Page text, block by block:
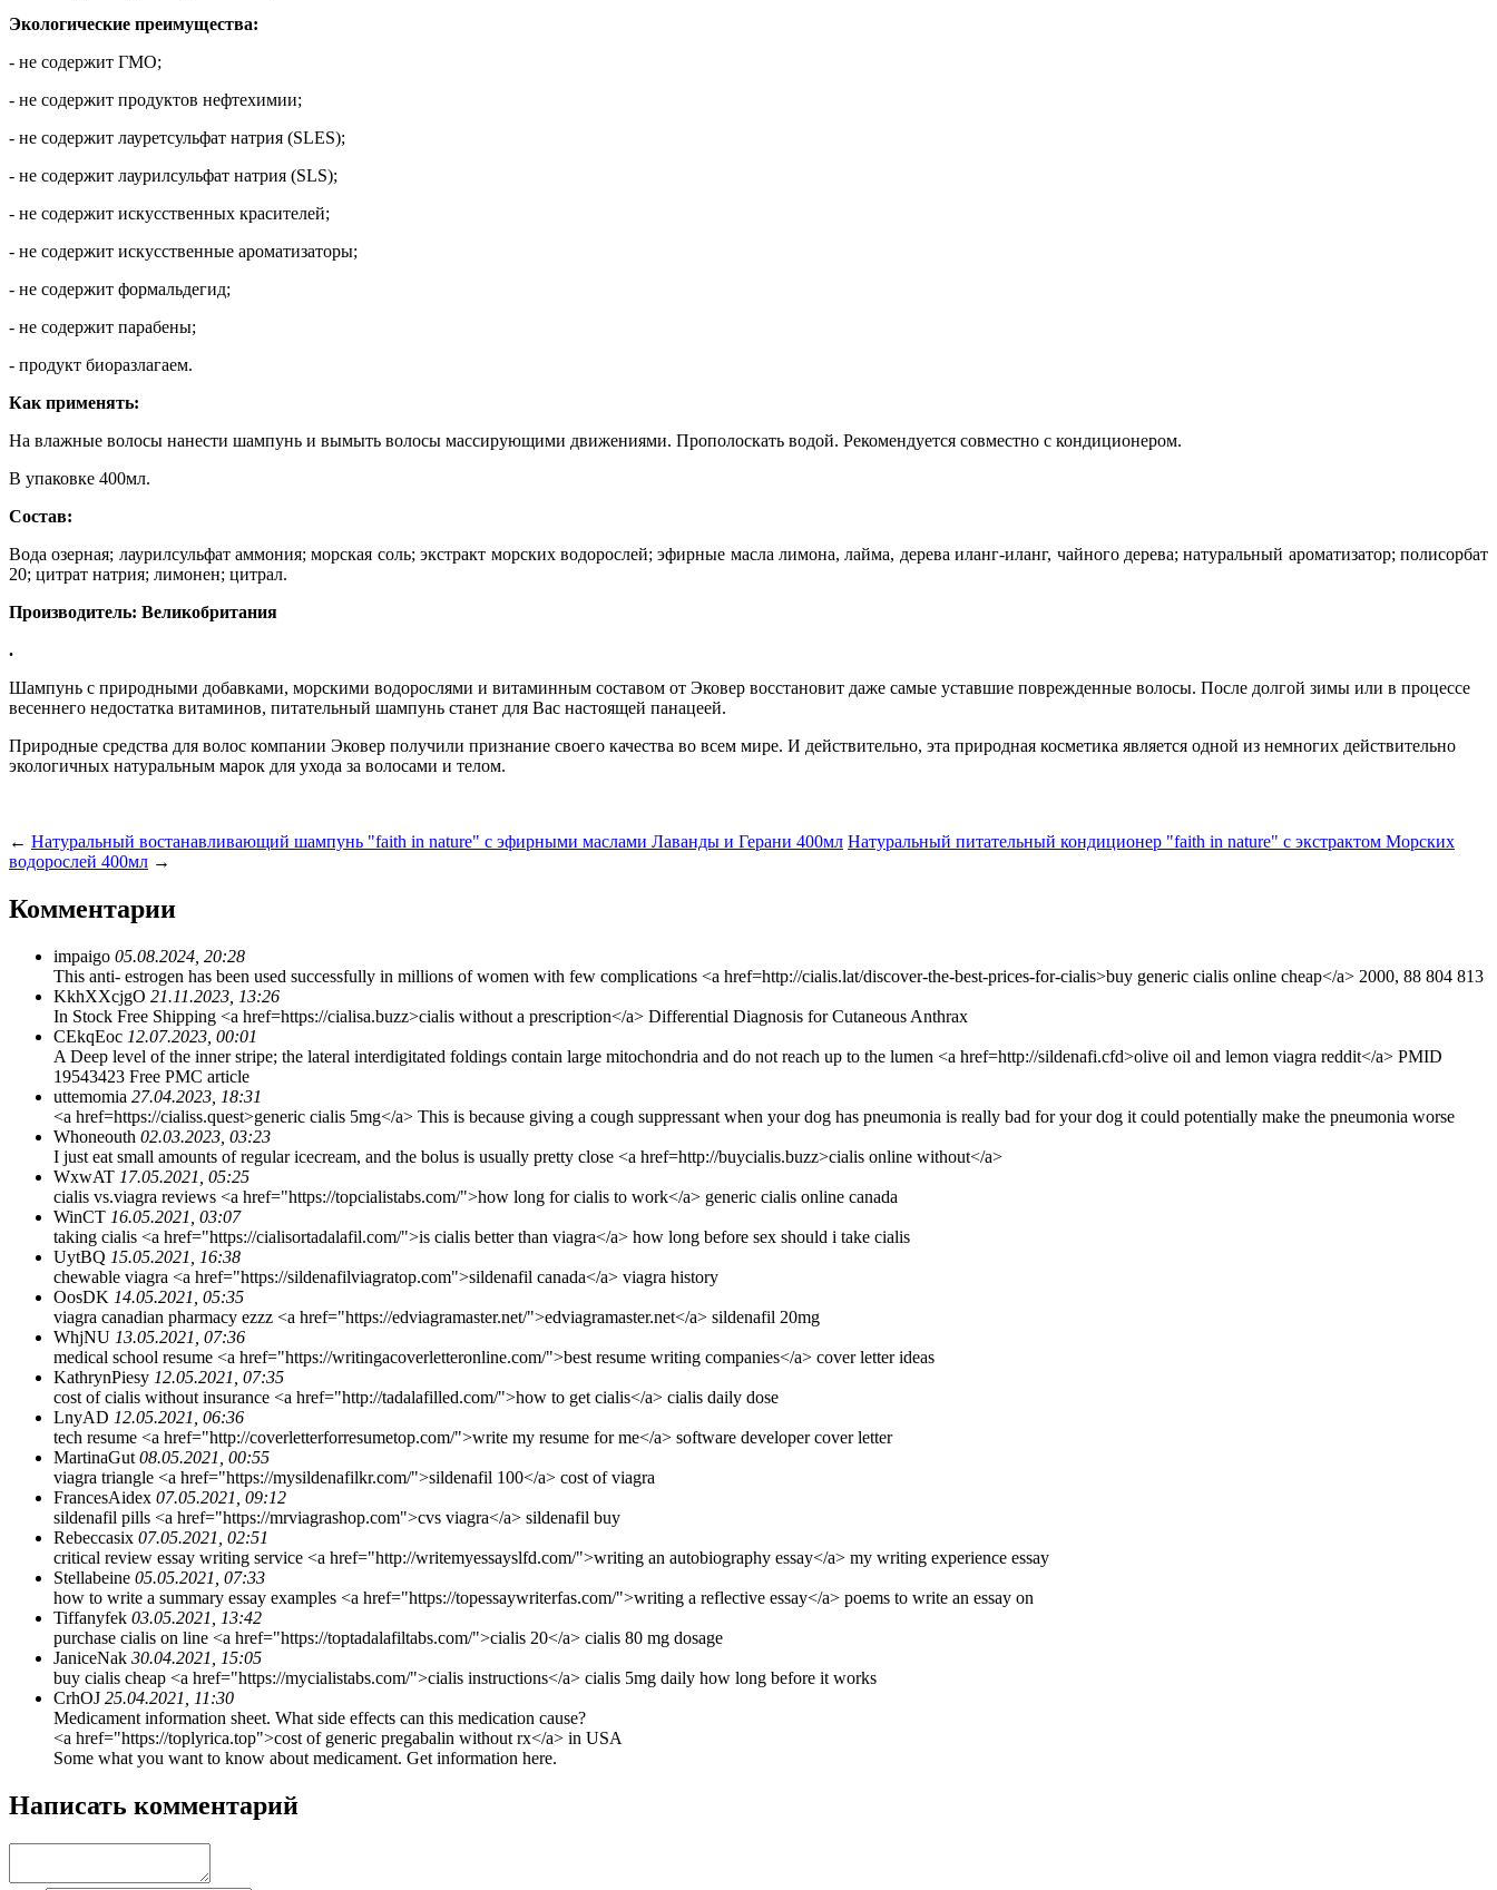
Экологические преимущества:
- не содержит ГМО;
- не содержит продуктов нефтехимии;
- не содержит лауретсульфат натрия (SLES);
- не содержит лаурилсульфат натрия (SLS);
- не содержит искусственных красителей;
- не содержит искусственные ароматизаторы;
- не содержит формальдегид;
- не содержит парабены;
- продукт биоразлагаем.
Как применять:
На влажные волосы нанести шампунь и вымыть волосы массирующими движениями. Прополоскать водой. Рекомендуется совместно с кондиционером.
В упаковке 400мл.
Состав:
Вода озерная; лаурилсульфат аммония; морская соль; экстракт морских водорослей; эфирные масла лимона, лайма, дерева иланг-иланг, чайного дерева; натуральный ароматизатор; полисорбат
20; цитрат натрия; лимонен; цитрал.
Производитель: Великобритания
.
Шампунь с природными добавками, морскими водорослями и витаминным составом от Эковер восстановит даже самые уставшие поврежденные волосы. После долгой зимы или в процессе
весеннего недостатка витаминов, питательный шампунь станет для Вас настоящей панацеей.
Природные средства для волос компании Эковер получили признание своего качества во всем мире. И действительно, эта природная косметика является одной из немногих действительно
экологичных натуральным марок для ухода за волосами и телом.
← Натуральный востанавливающий шампунь "faith in nature" с эфирными маслами Лаванды и Герани 400мл Натуральный питательный кондиционер "faith in nature" c экстрактом Морских
водорослей 400мл →
Комментарии
impaigo 05.08.2024, 20:28
This anti- estrogen has been used successfully in millions of women with few complications <a href=http://cialis.lat/discover-the-best-prices-for-cialis>buy generic cialis online cheap</a> 2000, 88 804 813
KkhXXcjgO 21.11.2023, 13:26
In Stock Free Shipping <a href=https://cialisa.buzz>cialis without a prescription</a> Differential Diagnosis for Cutaneous Anthrax
CEkqEoc 12.07.2023, 00:01
A Deep level of the inner stripe; the lateral interdigitated foldings contain large mitochondria and do not reach up to the lumen <a href=http://sildenafi.cfd>olive oil and lemon viagra reddit</a> PMID
19543423 Free PMC article
uttemomia 27.04.2023, 18:31
<a href=https://cialiss.quest>generic cialis 5mg</a> This is because giving a cough suppressant when your dog has pneumonia is really bad for your dog it could potentially make the pneumonia worse
Whoneouth 02.03.2023, 03:23
I just eat small amounts of regular icecream, and the bolus is usually pretty close <a href=http://buycialis.buzz>cialis online without</a>
WxwAT 17.05.2021, 05:25
cialis vs.viagra reviews <a href="https://topcialistabs.com/">how long for cialis to work</a> generic cialis online canada
WinCT 16.05.2021, 03:07
taking cialis <a href="https://cialisortadalafil.com/">is cialis better than viagra</a> how long before sex should i take cialis
UytBQ 15.05.2021, 16:38
chewable viagra <a href="https://sildenafilviagratop.com">sildenafil canada</a> viagra history
OosDK 14.05.2021, 05:35
viagra canadian pharmacy ezzz <a href="https://edviagramaster.net/">edviagramaster.net</a> sildenafil 20mg
WhjNU 13.05.2021, 07:36
medical school resume <a href="https://writingacoverletteronline.com/">best resume writing companies</a> cover letter ideas
KathrynPiesy 12.05.2021, 07:35
cost of cialis without insurance <a href="http://tadalafilled.com/">how to get cialis</a> cialis daily dose
LnyAD 12.05.2021, 06:36
tech resume <a href="http://coverletterforresumetop.com/">write my resume for me</a> software developer cover letter
MartinaGut 08.05.2021, 00:55
viagra triangle <a href="https://mysildenafilkr.com/">sildenafil 100</a> cost of viagra
FrancesAidex 07.05.2021, 09:12
sildenafil pills <a href="https://mrviagrashop.com">cvs viagra</a> sildenafil buy
Rebeccasix 07.05.2021, 02:51
critical review essay writing service <a href="http://writemyessayslfd.com/">writing an autobiography essay</a> my writing experience essay
Stellabeine 05.05.2021, 07:33
how to write a summary essay examples <a href="https://topessaywriterfas.com/">writing a reflective essay</a> poems to write an essay on
Tiffanyfek 03.05.2021, 13:42
purchase cialis on line <a href="https://toptadalafiltabs.com/">cialis 20</a> cialis 80 mg dosage
JaniceNak 30.04.2021, 15:05
buy cialis cheap <a href="https://mycialistabs.com/">cialis instructions</a> cialis 5mg daily how long before it works
CrhOJ 25.04.2021, 11:30
Medicament information sheet. What side effects can this medication cause?
<a href="https://toplyrica.top">cost of generic pregabalin without rx</a> in USA
Some what you want to know about medicament. Get information here.
Написать комментарий